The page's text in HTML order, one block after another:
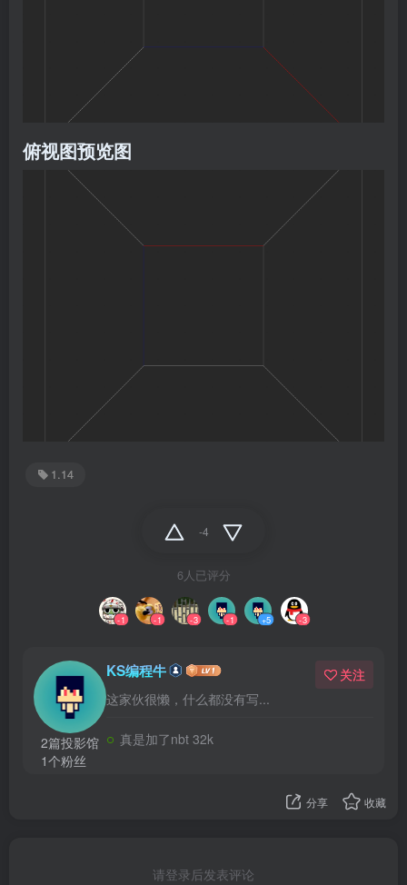
俯视图预览图
1.14
-4
6人已评分
-1 -1 -3 -1 +5 -3
2篇投影馆
1个粉丝
KS编程牛
这家伙很懒，什么都没有写...
关注
真是加了nbt 32k
分享 收藏
请登录后发表评论